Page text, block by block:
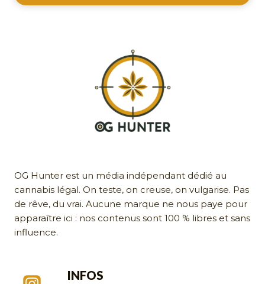
OG Hunter est un média indépendant dédié au
cannabis légal. On teste, on creuse, on vulgarise. Pas
de rêve, du vrai. Aucune marque ne nous paye pour
apparaître ici : nos contenus sont 100 % libres et sans
influence.
INFOS